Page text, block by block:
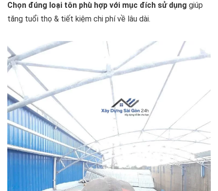
Chọn đúng loại tôn phù hợp với mục đích sử dụng giúp
tăng tuổi thọ & tiết kiệm chi phí về lâu dài.